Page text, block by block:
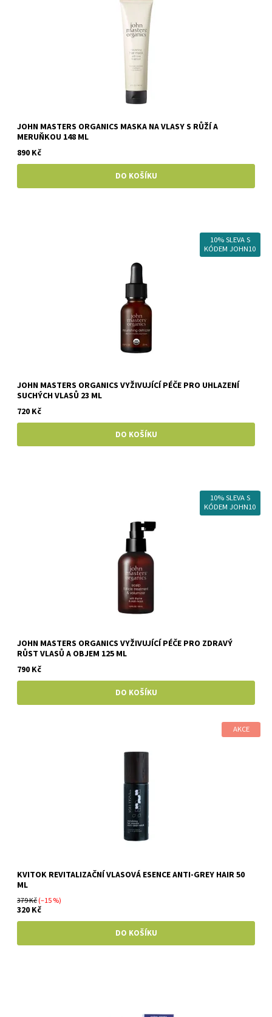
JOHN MASTERS ORGANICS MASKA NA VLASY S RŮŽÍ A
MERUŇKOU 148 ML
890 Kč
10% SLEVA S
KÓDEM JOHN10
JOHN MASTERS ORGANICS VYŽIVUJÍCÍ PÉČE PRO UHLAZENÍ
SUCHÝCH VLASŮ 23 ML
720 Kč
10% SLEVA S
KÓDEM JOHN10
JOHN MASTERS ORGANICS VYŽIVUJÍCÍ PÉČE PRO ZDRAVÝ
RŮST VLASŮ A OBJEM 125 ML
790 Kč
AKCE
KVITOK REVITALIZAČNÍ VLASOVÁ ESENCE ANTI-GREY HAIR 50
ML
379 Kč(–15 %)
320 Kč